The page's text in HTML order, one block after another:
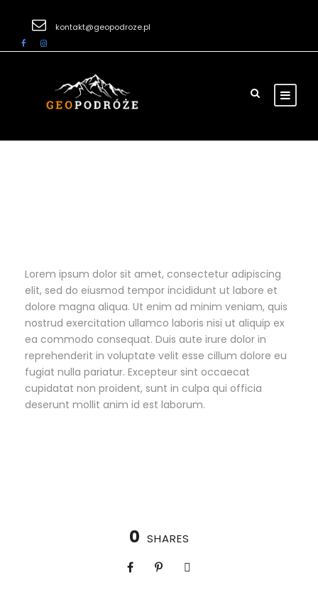
kontakt@geopodroze.pl
Lorem ipsum dolor sit amet, consectetur adipiscing
elit, sed do eiusmod tempor incididunt ut labore et
dolore magna aliqua. Ut enim ad minim veniam, quis
nostrud exercitation ullamco laboris nisi ut aliquip ex
ea commodo consequat. Duis aute irure dolor in
reprehenderit in voluptate velit esse cillum dolore eu
fugiat nulla pariatur. Excepteur sint occaecat
cupidatat non proident, sunt in culpa qui officia
deserunt mollit anim id est laborum.
0 SHARES